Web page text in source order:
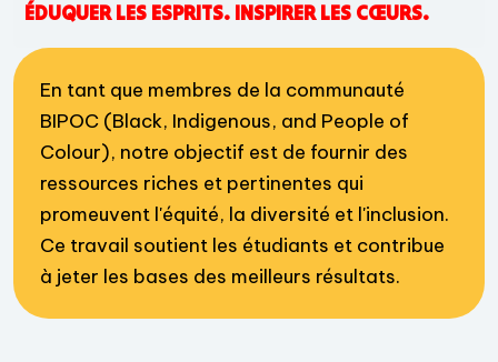
ÉDUQUER LES ESPRITS. INSPIRER LES CŒURS.
En tant que membres de la communauté
BIPOC (Black, Indigenous, and People of
Colour), notre objectif est de fournir des
ressources riches et pertinentes qui
promeuvent l'équité, la diversité et l'inclusion.
Ce travail soutient les étudiants et contribue
à jeter les bases des meilleurs résultats.